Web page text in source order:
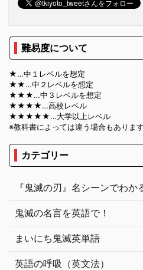
難易度について
★…中１レベルを想定
★★…中２レベルを想定
★★★…中３レベルを想定
★★★★…高校レベル
★★★★★…大学以上レベル
※教科書によっては違う場合もあります
カテゴリー
『鬼滅の刃』名シーンでわか
鬼滅の名言を英語で！
まいにち鬼滅英単語
英語の呼吸（英文法）